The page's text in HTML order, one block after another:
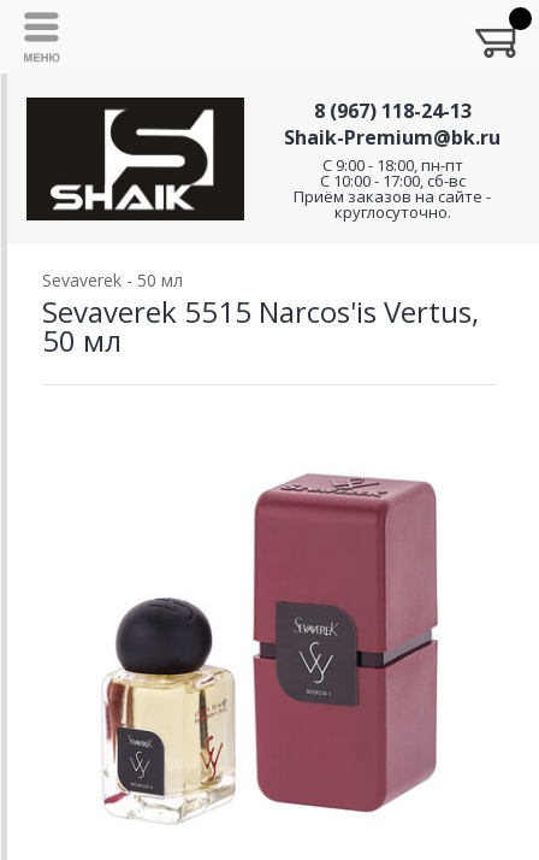
8 (967) 118-24-13
Shaik-Premium@bk.ru
C 9:00 - 18:00, пн-пт
С 10:00 - 17:00, сб-вс
Приём заказов на сайте -
круглосуточно.
Sevaverek - 50 мл
Sevaverek 5515 Narcos'is Vertus,
50 мл